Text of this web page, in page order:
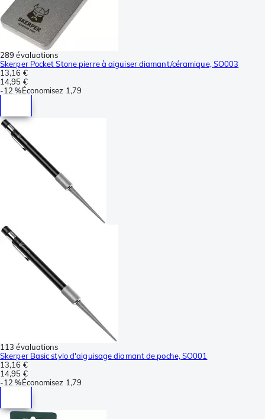
289 évaluations
Skerper Pocket Stone pierre à aiguiser diamant/céramique, SO003
13,16 €
14,95 €
-12 %Économisez 1,79
113 évaluations
Skerper Basic stylo d'aiguisage diamant de poche, SO001
13,16 €
14,95 €
-12 %Économisez 1,79